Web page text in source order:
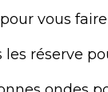
vous
les réserve